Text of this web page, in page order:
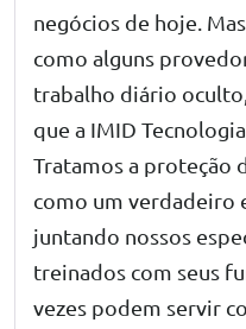
negócios de hoje.
como alguns
trabalho diário
que a IMID
Tratamos a proteção
como um verdadeiro
juntando nossos
treinados com seus
vezes podem servir